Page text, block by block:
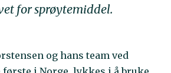
for sprøytemiddel.
og hans team ved